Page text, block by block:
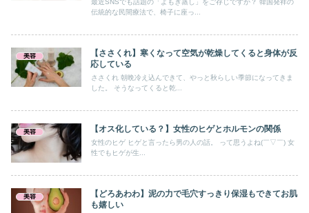
最近SNSでも話題の「よもぎ蒸し」をご存じですか？ 韓国発祥の
伝統的な民間療法で、椅子に座っ...
美容
【ささくれ】寒くなって空気が乾燥してくると身体が反
応している
ささくれ 朝晩冷え込んできて、やっと秋らしい季節になってきま
した。 そうなってくると乾...
美容 【オス化している？】女性のヒゲとホルモンの関係
女性のヒゲ ヒゲと言ったら男の人の話。 って思うよね(￣▽￣) 女
性でもヒゲが生...
美容
【どろあわわ】泥の力で毛穴すっきり保湿もできてお肌
も嬉しい